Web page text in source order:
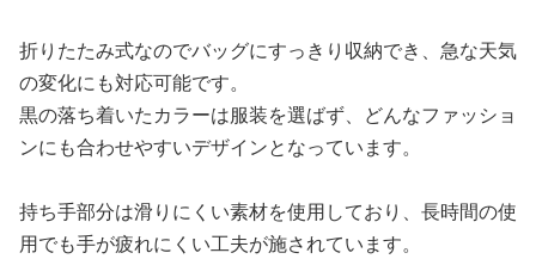
折りたたみ式なのでバッグにすっきり収納でき、急な天気
の変化にも対応可能です。
黒の落ち着いたカラーは服装を選ばず、どんなファッショ
ンにも合わせやすいデザインとなっています。
持ち手部分は滑りにくい素材を使用しており、長時間の使
用でも手が疲れにくい工夫が施されています。